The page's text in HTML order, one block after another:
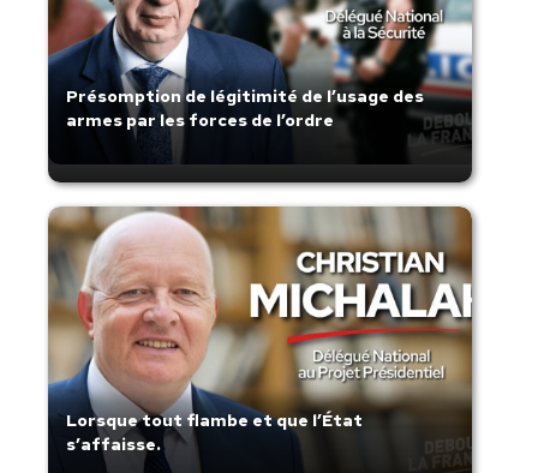
Présomption de légitimité de l’usage des
armes par les forces de l’ordre
Lorsque tout flambe et que l’État
s’affaisse.